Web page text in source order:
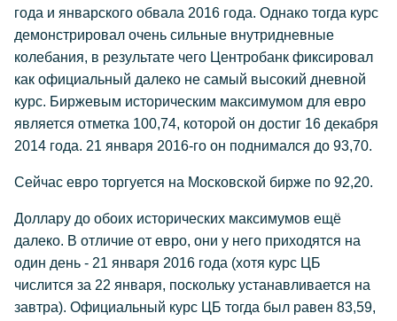
года и январского обвала 2016 года. Однако тогда курс
демонстрировал очень сильные внутридневные
колебания, в результате чего Центробанк фиксировал
как официальный далеко не самый высокий дневной
курс. Биржевым историческим максимумом для евро
является отметка 100,74, которой он достиг 16 декабря
2014 года. 21 января 2016-го он поднимался до 93,70.
Сейчас евро торгуется на Московской бирже по 92,20.
Доллару до обоих исторических максимумов ещё
далеко. В отличие от евро, они у него приходятся на
один день - 21 января 2016 года (хотя курс ЦБ
числится за 22 января, поскольку устанавливается на
завтра). Официальный курс ЦБ тогда был равен 83,59,